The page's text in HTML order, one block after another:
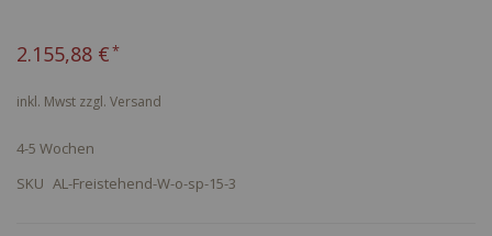
images
2.155,88 €
inkl. Mwst zzgl. Versand
4-5 Wochen
SKU AL-Freistehend-W-o-sp-15-3